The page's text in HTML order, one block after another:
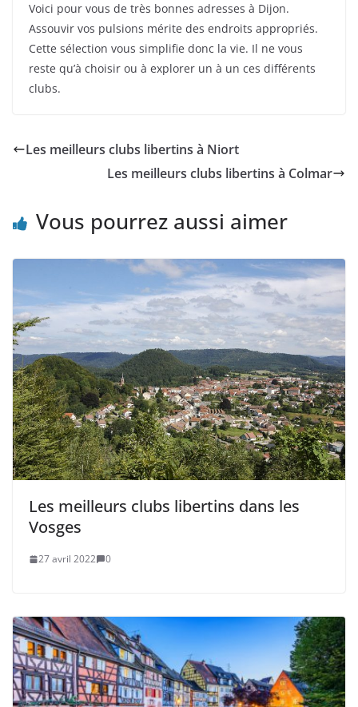
Voici pour vous de très bonnes adresses à Dijon.
Assouvir vos pulsions mérite des endroits appropriés.
Cette sélection vous simplifie donc la vie. Il ne vous
reste qu’à choisir ou à explorer un à un ces différents
clubs.
Les meilleurs clubs libertins à Niort
Les meilleurs clubs libertins à Colmar
Vous pourrez aussi aimer
Les meilleurs clubs libertins dans les
Vosges
27 avril 2022 0